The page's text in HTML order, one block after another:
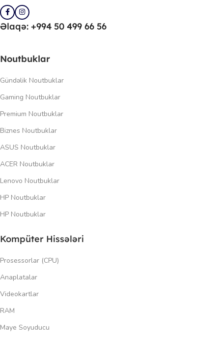
Əlaqə: +994 50 499 66 56
Noutbuklar
Gündəlik Noutbuklar
Gaming Noutbuklar
Premium Noutbuklar
Biznes Noutbuklar
ASUS Noutbuklar
ACER Noutbuklar
Lenovo Noutbuklar
HP Noutbuklar
HP Noutbuklar
Kompüter Hissələri
Prosessorlar (CPU)
Anaplatalar
Videokartlar
RAM
Maye Soyuducu